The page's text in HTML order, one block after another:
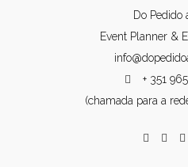
Do Pedido
Event Planner &
+ 351
(chamada para a